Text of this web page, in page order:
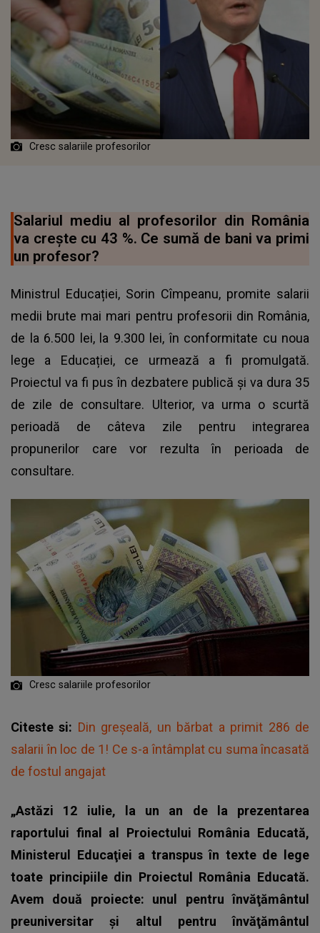
Cresc salariile profesorilor
Salariul mediu al profesorilor din România
va crește cu 43 %. Ce sumă de bani va primi
un profesor?
Ministrul Educației, Sorin Cîmpeanu, promite salarii
medii brute mai mari pentru profesorii din România,
de la 6.500 lei, la 9.300 lei, în conformitate cu noua
lege a Educației, ce urmează a fi promulgată.
Proiectul va fi pus în dezbatere publică și va dura 35
de zile de consultare. Ulterior, va urma o scurtă
perioadă de câteva zile pentru integrarea
propunerilor care vor rezulta în perioada de
consultare.
Cresc salariile profesorilor
Citeste si: Din greșeală, un bărbat a primit 286 de
salarii în loc de 1! Ce s-a întâmplat cu suma încasată
de fostul angajat
„Astăzi 12 iulie, la un an de la prezentarea
raportului final al Proiectului România Educată,
Ministerul Educaţiei a transpus în texte de lege
toate principiile din Proiectul România Educată.
Avem două proiecte: unul pentru învăţământul
preuniversitar şi altul pentru învăţământul